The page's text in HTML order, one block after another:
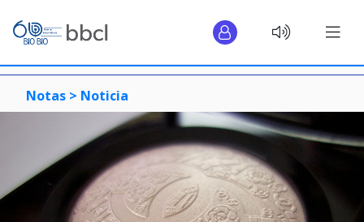
Notas > Noticia